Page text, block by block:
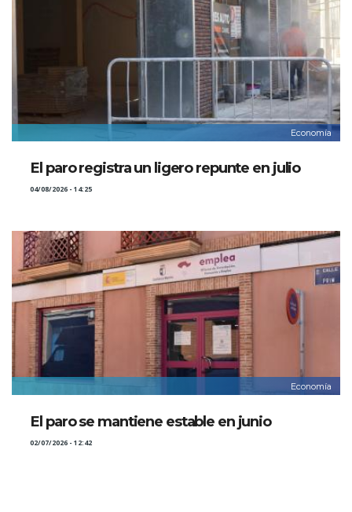
Economía
El paro registra un ligero repunte en julio
04/08/2026 - 14:25
Economía
El paro se mantiene estable en junio
02/07/2026 - 12:42